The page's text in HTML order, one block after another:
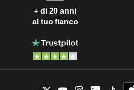
+ di 20 anni
al tuo fianco